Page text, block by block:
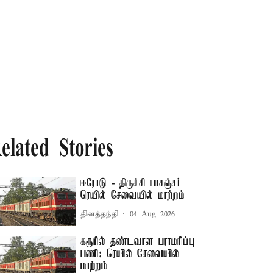
Stories
ஈரோடு - திருச்சி பாசஞ்சர்
ரெயில் சேவையில் மாற்றம்
தினத்தந்தி 04 Aug 2026
கரூரில் தண்டவாள பராமரிப்பு
பணி: ரெயில் சேவையில்
மாற்றம்